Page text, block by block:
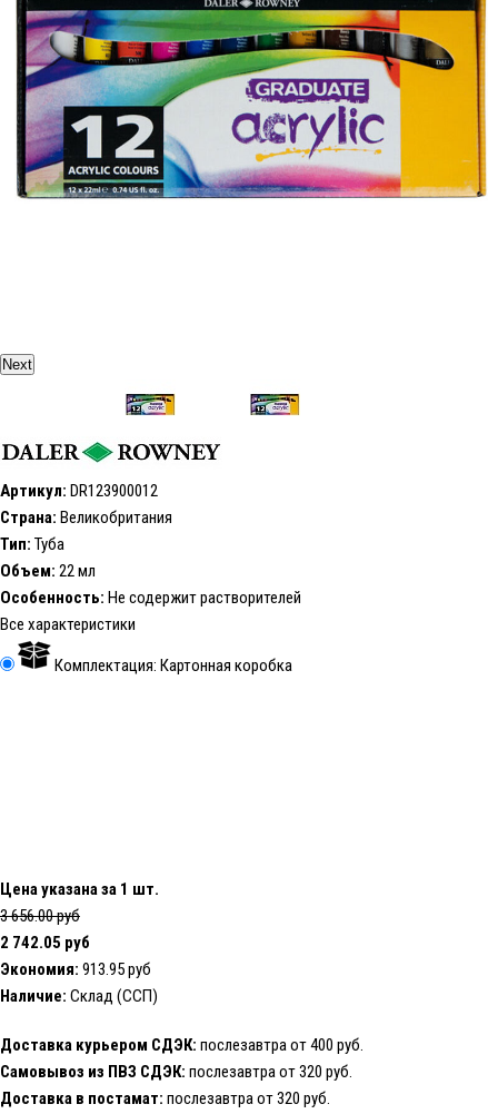
Next
Артикул: DR123900012
Страна: Великобритания
Тип: Туба
Объем: 22 мл
Особенность: Не содержит растворителей
Все характеристики
Комплектация: Картонная коробка
Цена указана за 1 шт.
3 656.00 руб
2 742.05 руб
Экономия: 913.95 руб
Наличие: Склад (ССП)
Доставка курьером СДЭК: послезавтра от 400 руб.
Самовывоз из ПВЗ СДЭК: послезавтра от 320 руб.
Доставка в постамат: послезавтра от 320 руб.